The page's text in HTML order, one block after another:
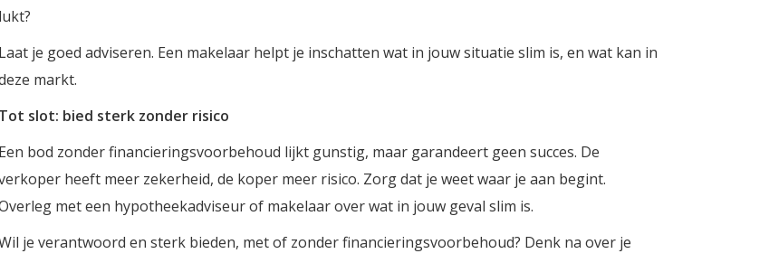
lukt?
Laat je goed adviseren. Een makelaar helpt je inschatten wat in jouw situatie slim is, en wat kan in
markt.
Tot slot: bied sterk zonder risico
Een bod zonder financieringsvoorbehoud lijkt gunstig, maar garandeert geen succes. De
heeft meer zekerheid, de koper meer risico. Zorg dat je weet waar je aan begint.
met een hypotheekadviseur of makelaar over wat in jouw geval slim is.
je verantwoord en sterk bieden, met of zonder financieringsvoorbehoud? Denk na over je